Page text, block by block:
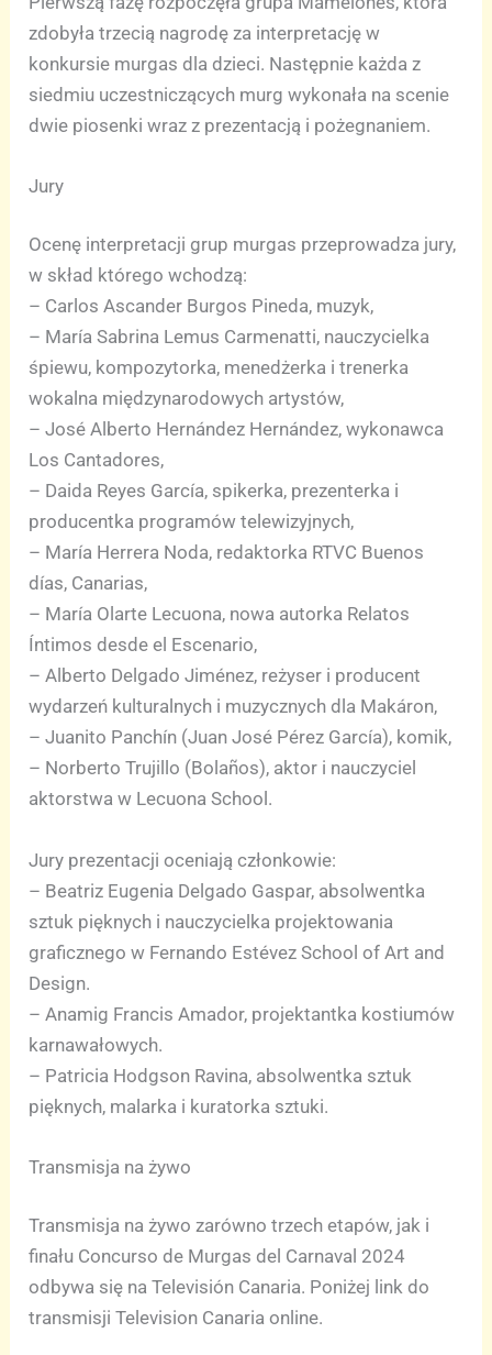
zdobyła trzecią nagrodę za interpretację w
konkursie murgas dla dzieci. Następnie każda z
siedmiu uczestniczących murg wykonała na scenie
dwie piosenki wraz z prezentacją i pożegnaniem.
Jury
Ocenę interpretacji grup murgas przeprowadza jury,
w skład którego wchodzą:
– Carlos Ascander Burgos Pineda, muzyk,
– María Sabrina Lemus Carmenatti, nauczycielka
śpiewu, kompozytorka, menedżerka i trenerka
wokalna międzynarodowych artystów,
– José Alberto Hernández Hernández, wykonawca
Los Cantadores,
– Daida Reyes García, spikerka, prezenterka i
producentka programów telewizyjnych,
– María Herrera Noda, redaktorka RTVC Buenos
días, Canarias,
– María Olarte Lecuona, nowa autorka Relatos
Íntimos desde el Escenario,
– Alberto Delgado Jiménez, reżyser i producent
wydarzeń kulturalnych i muzycznych dla Makáron,
– Juanito Panchín (Juan José Pérez García), komik,
– Norberto Trujillo (Bolaños), aktor i nauczyciel
aktorstwa w Lecuona School.
Jury prezentacji oceniają członkowie:
– Beatriz Eugenia Delgado Gaspar, absolwentka
sztuk pięknych i nauczycielka projektowania
graficznego w Fernando Estévez School of Art and
Design.
– Anamig Francis Amador, projektantka kostiumów
karnawałowych.
– Patricia Hodgson Ravina, absolwentka sztuk
pięknych, malarka i kuratorka sztuki.
Transmisja na żywo
Transmisja na żywo zarówno trzech etapów, jak i
finału Concurso de Murgas del Carnaval 2024
odbywa się na Televisión Canaria. Poniżej link do
transmisji Television Canaria online.